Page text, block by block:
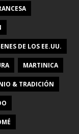
DE LOS EE.UU.
MARTINICA
& TRADICIÓN